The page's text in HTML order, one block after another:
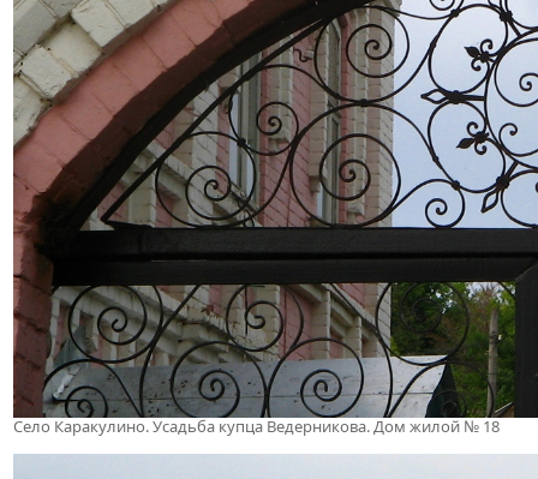
Село Каракулино. Усадьба купца Ведерникова. Дом жилой № 18